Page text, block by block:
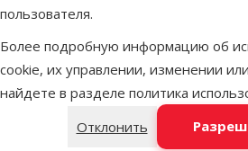
пользователя.
Более подробную информацию об
cookie, их управлении, изменении
найдете в разделе политика
Отклонить
Состав и вкус
Злаки, Овощи,
Семена, Юкка
Вес продукта
Тип корма